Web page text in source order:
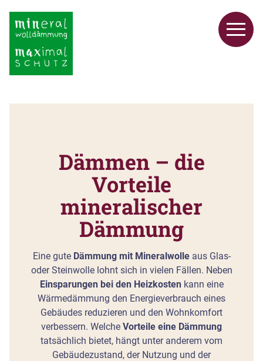
Dämmen – die
Vorteile
mineralischer
Dämmung
Eine gute Dämmung mit Mineralwolleaus Glas-
oder Steinwolle lohnt sich in vielen Fällen. Neben
Einsparungen bei den Heizkostenkann eine
Wärmedämmung den Energieverbrauch eines
Gebäudes reduzieren und den Wohnkomfort
verbessern. Welche Vorteile eine Dämmung
tatsächlich bietet, hängt unter anderem vom
Gebäudezustand, der Nutzung und der